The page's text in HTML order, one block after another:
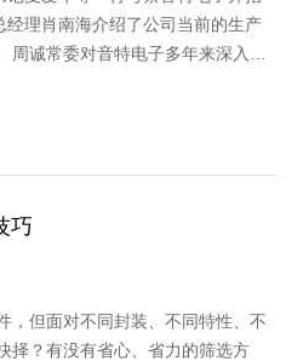
理肖南海介绍了公司当前的生产
处副主任杨朝军、松江
巧
，但面对不同封装、不同特性、不
择？有没有省心、省力的筛选方